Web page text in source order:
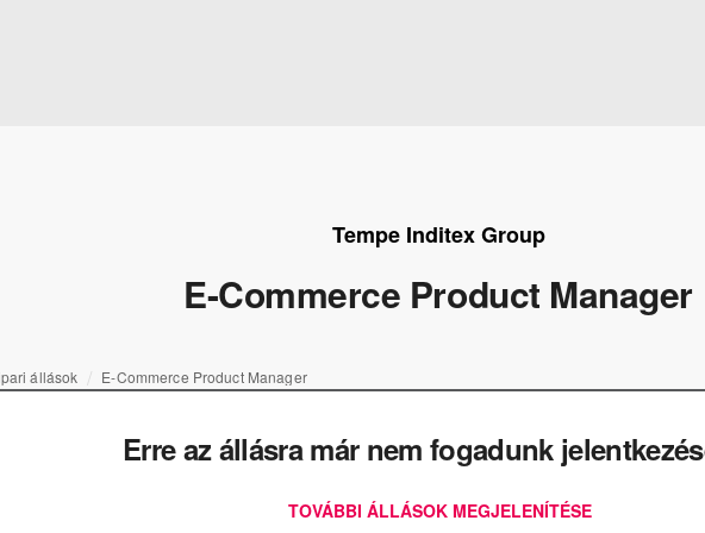
Tempe Inditex Group
E-Commerce Product Manager
állások E-Commerce Product Manager
Erre az állásra már nem fogadunk
TOVÁBBI ÁLLÁSOK MEGJELENÍTÉSE